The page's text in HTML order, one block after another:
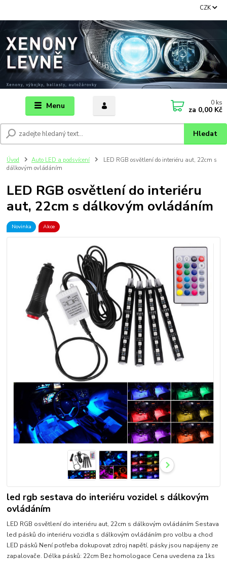
Menu
CZK
Hledat
0 ks
za 0,00 Kč
Úvod Auto LED a podsvícení
LED RGB osvětlení do interiéru aut, 22cm s
dálkovým ovládáním
LED RGB osvětlení do interiéru
aut, 22cm s dálkovým ovládáním
Novinka Akce
led rgb sestava do interiéru vozidel s dálkovým
ovládáním
LED RGB osvětlení do interiéru aut, 22cm s dálkovým ovládáním Sestava
led pásků do interiéru vozidla s dálkovým ovládáním pro volbu a chod
LED pásků Není potřeba dokupovat zdroj napětí, pásky jsou napájeny ze
zapalovače. Délka pásků: 22cm Bez homologace Cena uvedena za 1ks